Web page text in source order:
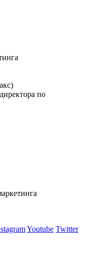
по
Youtube Twitter